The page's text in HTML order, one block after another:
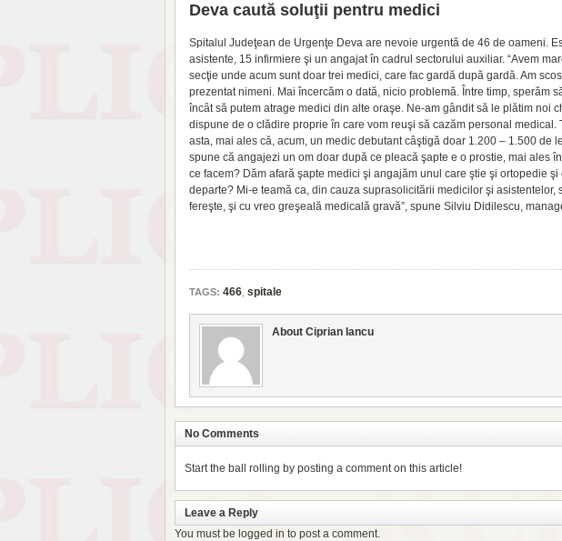
Deva caută soluţii pentru medici
Spitalul Judeţean de Urgenţe Deva are nevoie urgentă de 46 de oameni.
asistente, 15 infirmiere şi un angajat în cadrul sectorului auxiliar. “Avem
secţie unde acum sunt doar trei medici, care fac gardă după gardă. Am
prezentat nimeni. Mai încercăm o dată, nicio problemă. Între timp, sperăm
încât să putem atrage medici din alte oraşe. Ne-am gândit să le plătim noi
dispune de o clădire proprie în care vom reuşi să cazăm personal
asta, mai ales că, acum, un medic debutant câştigă doar 1.200 – 1.500 de
spune că angajezi un om doar după ce pleacă şapte e o prostie, mai ales
ce facem? Dăm afară şapte medici şi angajăm unul care ştie şi ortopedie
departe? Mi-e teamă ca, din cauza suprasolicitării medicilor şi asistentelor,
fereşte, şi cu vreo greşeală medicală gravă”, spune Silviu Didilescu,
TAGS: 466, spitale
About Ciprian Iancu
No Comments
Start the ball rolling by posting a comment on this article!
Leave a Reply
You must be logged in to post a comment.